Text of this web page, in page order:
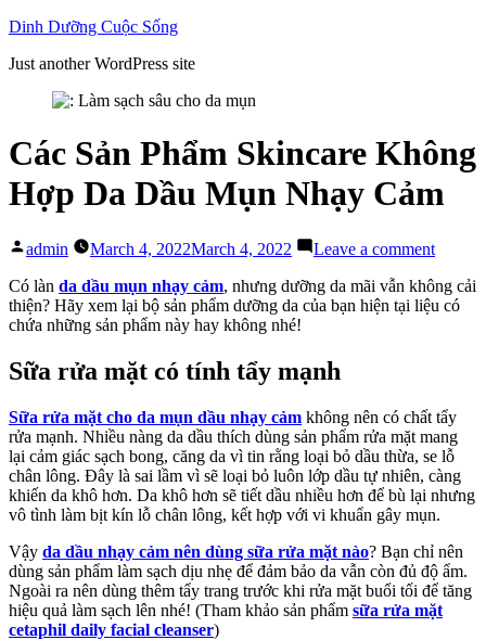
Skip
content
Dinh Dưỡng Cuộc Sống
Just another WordPress site
Các Sản Phẩm Skincare Không
Hợp Da Dầu Mụn Nhạy Cảm
Posted
admin March 4, 2022March 4, 2022 Leave a commenton
Sản
Phẩm
Mụn
Nhạy
Cảm
Có làn da dầu mụn nhạy cảm, nhưng dưỡng da mãi vẫn không cải
thiện? Hãy xem lại bộ sản phẩm dưỡng da của bạn hiện tại liệu có
chứa những sản phẩm này hay không nhé!
Sữa rửa mặt có tính tẩy mạnh
Sữa rửa mặt cho da mụn dầu nhạy cảm không nên có chất tẩy
rửa mạnh. Nhiều nàng da dầu thích dùng sản phẩm rửa mặt mang
lại cảm giác sạch bong, căng da vì tin rằng loại bỏ dầu thừa, se lỗ
chân lông. Đây là sai lầm vì sẽ loại bỏ luôn lớp dầu tự nhiên, càng
khiến da khô hơn. Da khô hơn sẽ tiết dầu nhiều hơn để bù lại nhưng
vô tình làm bịt kín lỗ chân lông, kết hợp với vi khuẩn gây mụn.
Vậy da dầu nhạy cảm nên dùng sữa rửa mặt nào? Bạn chỉ nên
dùng sản phẩm làm sạch dịu nhẹ để đảm bảo da vẫn còn đủ độ ẩm.
Ngoài ra nên dùng thêm tẩy trang trước khi rửa mặt buổi tối để tăng
hiệu quả làm sạch lên nhé! (Tham khảo sản phẩm sữa rửa mặt
cetaphil daily facial cleanser)